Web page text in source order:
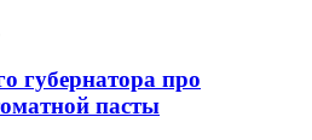
губернатора про
пасты